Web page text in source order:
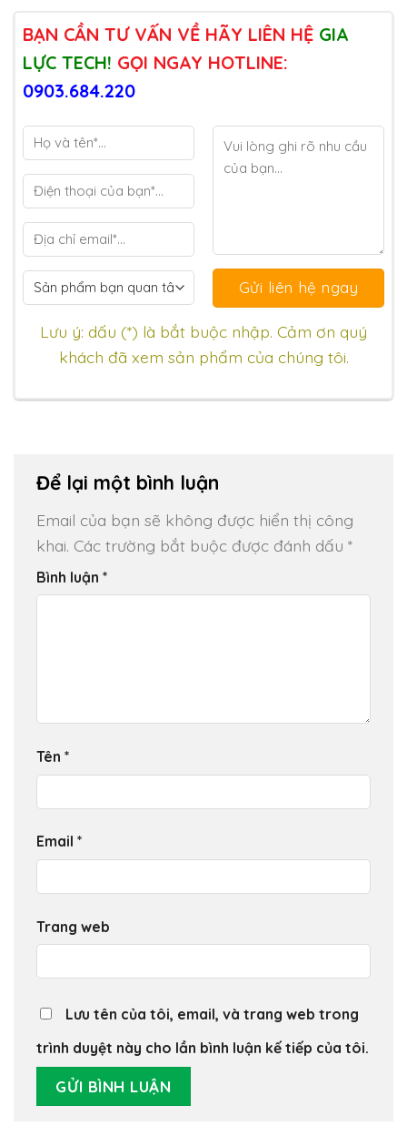
BẠN CẦN TƯ VẤN VỀ HÃY LIÊN HỆ GIA
LỰC TECH! GỌI NGAY HOTLINE:
0903.684.220
Lưu ý: dấu (*) là bắt buộc nhập. Cảm ơn quý
khách đã xem sản phẩm của chúng tôi.
Để lại một bình luận
Email của bạn sẽ không được hiển thị công
khai. Các trường bắt buộc được đánh dấu *
Bình luận *
Tên *
Email *
Trang web
Lưu tên của tôi, email, và trang web trong
trình duyệt này cho lần bình luận kế tiếp của tôi.